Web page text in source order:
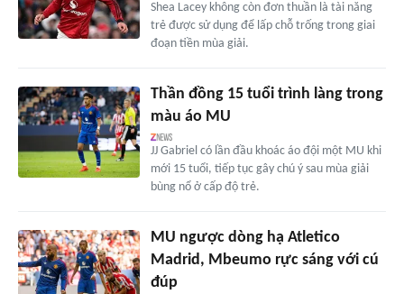
Shea Lacey không còn đơn thuần là tài năng
trẻ được sử dụng để lấp chỗ trống trong giai
đoạn tiền mùa giải.
Thần đồng 15 tuổi trình làng trong
màu áo MU
JJ Gabriel có lần đầu khoác áo đội một MU khi
mới 15 tuổi, tiếp tục gây chú ý sau mùa giải
bùng nổ ở cấp độ trẻ.
MU ngược dòng hạ Atletico
Madrid, Mbeumo rực sáng với cú
đúp